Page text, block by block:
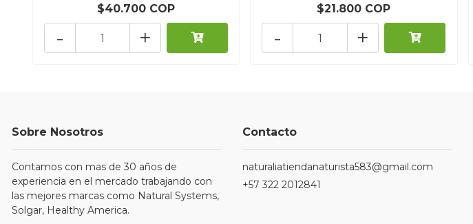
$40.700 COP
+
-
$21.800 COP
+
-
Sobre Nosotros
Contamos con mas de 30 años de
experiencia en el mercado trabajando con
las mejores marcas como Natural Systems,
Solgar, Healthy America.
Contacto
naturaliatiendanaturista583@gmail.com
+57 322 2012841